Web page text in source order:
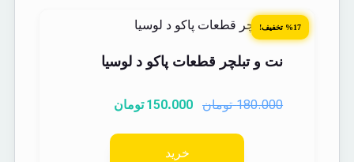
%17 تخفیف!
نت و تبلچر قطعات پاکو د لوسیا
180.000 تومان 150.000 تومان
خرید